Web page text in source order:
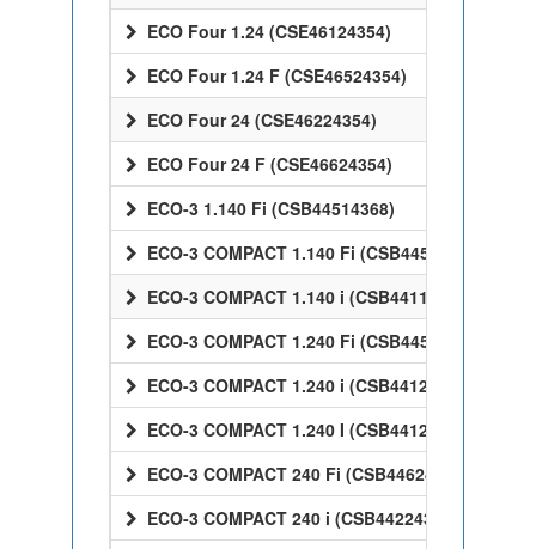
ECO Four 1.24 (CSE46124354)
ECO Four 1.24 F (CSE46524354)
ECO Four 24 (CSE46224354)
ECO Four 24 F (CSE46624354)
ECO-3 1.140 Fi (CSB44514368)
ECO-3 COMPACT 1.140 Fi (CSB44514368)
ECO-3 COMPACT 1.140 i (CSB44114368)
ECO-3 COMPACT 1.240 Fi (CSB44524368)
ECO-3 COMPACT 1.240 i (CSB44124368)
ECO-3 COMPACT 1.240 I (CSB44124368)
ECO-3 COMPACT 240 Fi (CSB44624368)
ECO-3 COMPACT 240 i (CSB44224368)